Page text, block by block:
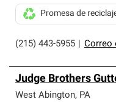
(215) 443-5955 Correo
Promesa de
Judge Brothers
West Abington, PA